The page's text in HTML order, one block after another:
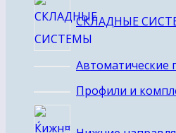
СКЛАДНЫЕ
Автоматические
Профили и